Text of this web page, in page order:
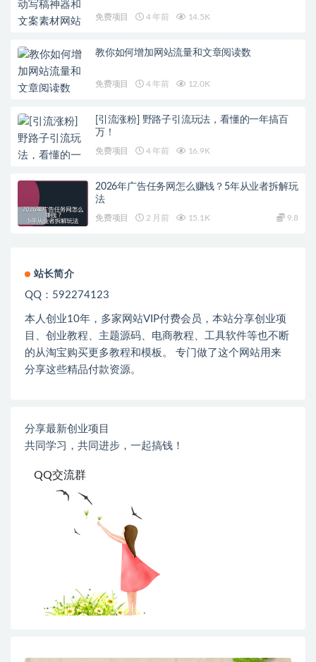
免费项目 4 年前 14.5K
教你如何增加网站流量和文章阅读数
免费项目 4 年前 12.0K
[引流涨粉] 野路子引流玩法，看懂的一年搞百
万！
免费项目 4 年前 16.9K
2026年广告任务网怎么赚钱？5年从业者拆解玩
法
免费项目 2 月前 15.1K 9.8
站长简介
QQ：592274123
本人创业10年，多家网站VIP付费会员，本站分享创业项
目、创业教程、主题源码、电商教程、工具软件等也不断
的从淘宝购买更多教程和模板。 专门做了这个网站用来
分享这些精品付款资源。
分享最新创业项目
共同学习，共同进步，一起搞钱！
QQ交流群